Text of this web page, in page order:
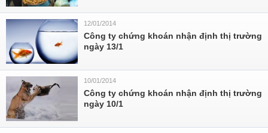
12/01/2014
Công ty chứng khoán nhận định thị trường
ngày 13/1
10/01/2014
Công ty chứng khoán nhận định thị trường
ngày 10/1